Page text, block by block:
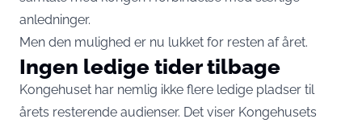
anledninger.
Men den mulighed er nu lukket for resten af året.
Ingen ledige tider tilbage
Kongehuset har nemlig ikke flere ledige pladser til
årets resterende audienser. Det viser Kongehusets